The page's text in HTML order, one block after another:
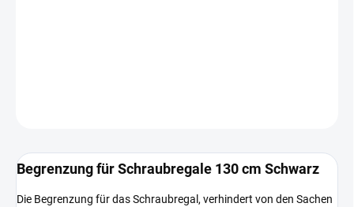
Begrenzung für Schraubregale 130 cm Schwarz
Die Begrenzung für das Schraubregal, verhindert von den Sachen